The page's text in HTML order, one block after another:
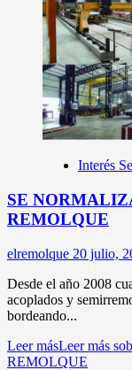
Interés
SE
REMOLQUE
elremolque 20 julio,
Desde el año 2008
acoplados y
bordeando...
Leer másLeer más
REMOLQUE